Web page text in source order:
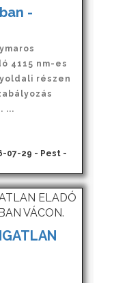
-
4115 nm-es
részen
...
07-29 - Pest -